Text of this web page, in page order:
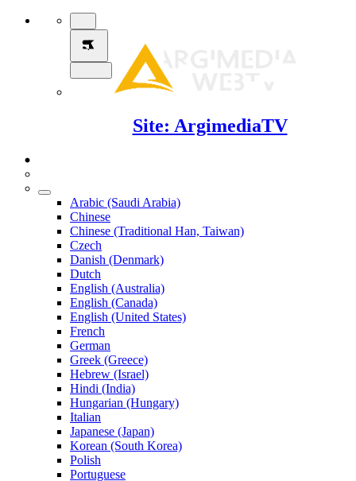
Site: ArgimediaTV
Arabic (Saudi Arabia)
Chinese
Chinese (Traditional Han, Taiwan)
Czech
Danish (Denmark)
Dutch
English (Australia)
English (Canada)
English (United States)
French
German
Greek (Greece)
Hebrew (Israel)
Hindi (India)
Hungarian (Hungary)
Italian
Japanese (Japan)
Korean (South Korea)
Polish
Portuguese